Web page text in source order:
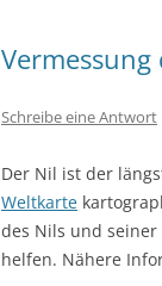
Vermessung
Schreibe eine Antwort
Der Nil ist der
Weltkarte
des Nils und
helfen. Nähere